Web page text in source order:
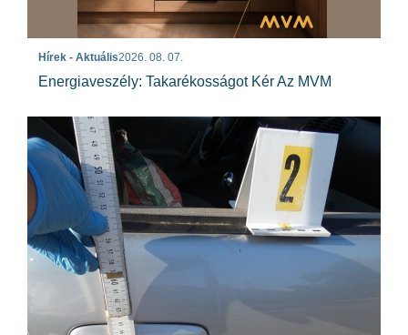
Hírek - Aktuális2026. 08. 07.
Energiaveszély: Takarékosságot Kér Az MVM